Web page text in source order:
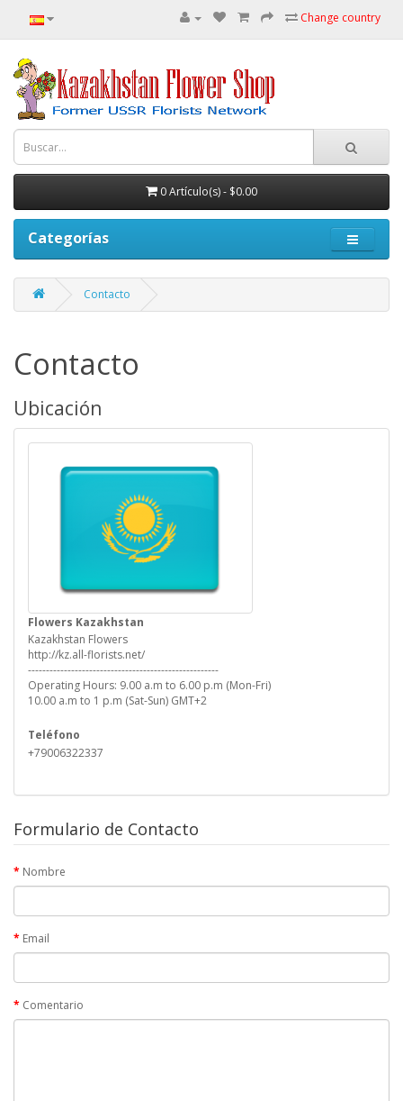
Change country
0 Artículo(s) - $0.00
Categorías
Contacto
Contacto
Ubicación
Flowers Kazakhstan
Kazakhstan Flowers
http://kz.all-florists.net/
-----------------------------------------------------
Operating Hours: 9.00 a.m to 6.00 p.m (Mon-Fri)
10.00 a.m to 1 p.m (Sat-Sun) GMT+2
Teléfono
+79006322337
Formulario de Contacto
Nombre
Email
Comentario